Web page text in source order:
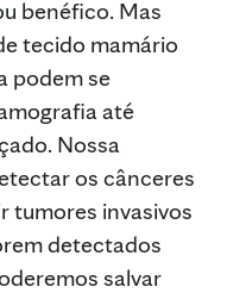
benéfico. Mas
tecido mamário
podem se
até
Nossa
os cânceres
tumores invasivos
detectados
salvar